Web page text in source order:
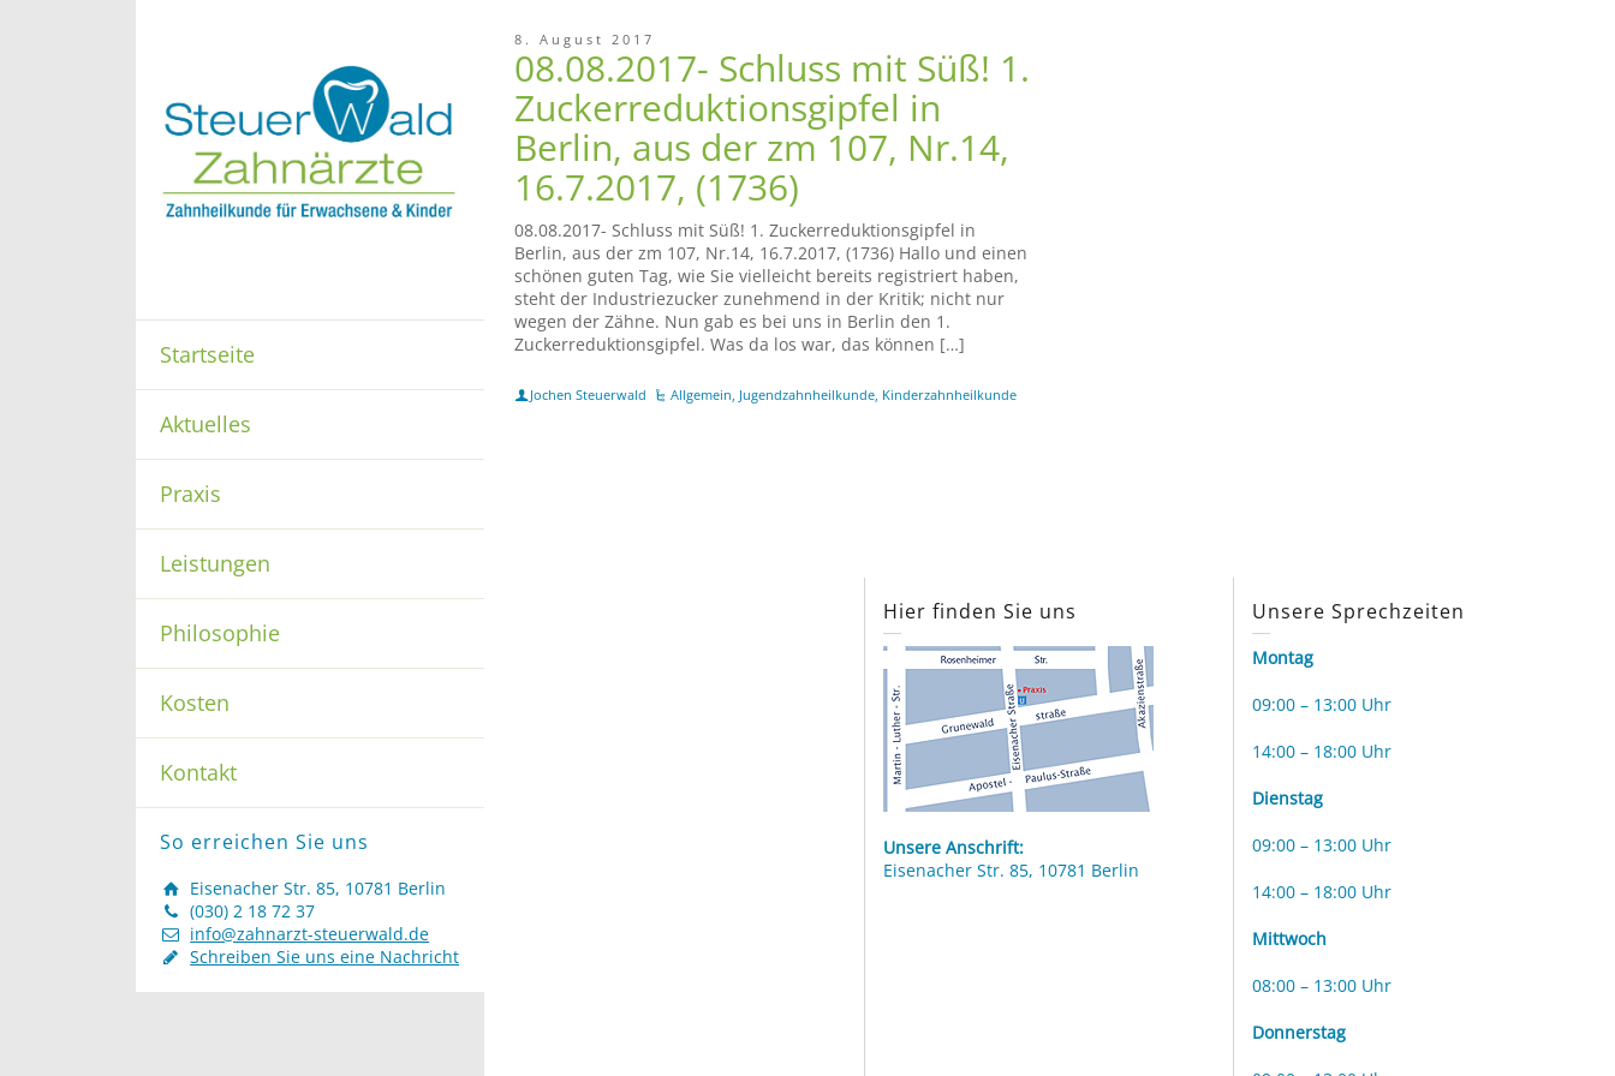
Startseite
Aktuelles
Praxis
Leistungen
Philosophie
Kosten
Kontakt
So erreichen Sie uns
Eisenacher Str. 85, 10781 Berlin
(030) 2 18 72 37
info@zahnarzt-steuerwald.de
Schreiben Sie uns eine Nachricht
8. August 2017
08.08.2017- Schluss mit Süß! 1.
Zuckerreduktionsgipfel in
Berlin, aus der zm 107, Nr.14,
16.7.2017, (1736)
08.08.2017- Schluss mit Süß! 1. Zuckerreduktionsgipfel in
Berlin, aus der zm 107, Nr.14, 16.7.2017, (1736) Hallo und einen
schönen guten Tag, wie Sie vielleicht bereits registriert haben,
steht der Industriezucker zunehmend in der Kritik; nicht nur
wegen der Zähne. Nun gab es bei uns in Berlin den 1.
Zuckerreduktionsgipfel. Was da los war, das können […]
Jochen Steuerwald Allgemein, Jugendzahnheilkunde, Kinderzahnheilkunde
Hier finden Sie uns
Unsere Anschrift:
Eisenacher Str. 85, 10781 Berlin
Unsere Sprechzeiten
Montag
09:00 – 13:00 Uhr
14:00 – 18:00 Uhr
Dienstag
09:00 – 13:00 Uhr
14:00 – 18:00 Uhr
Mittwoch
08:00 – 13:00 Uhr
Donnerstag